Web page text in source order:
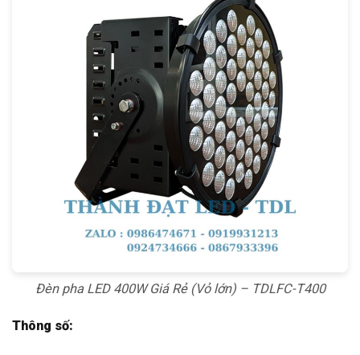
Đèn pha LED 400W Giá Rẻ (Vỏ lớn) – TDLFC-T400
Thông số: